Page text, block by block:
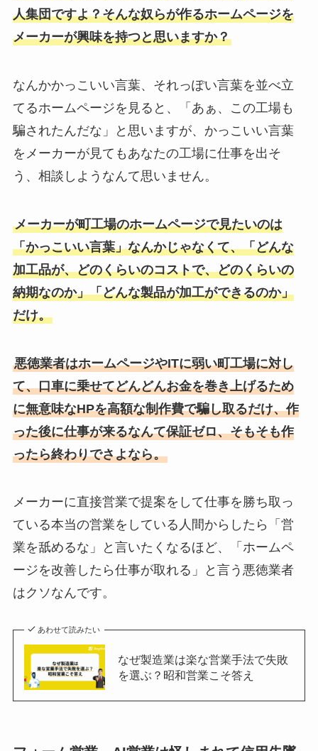
人集団ですよ？そんな奴らが作るホームページを
メーカーが興味を持つと思いますか？
なんかかっこいい言葉、それっぽい言葉を並べ立
てるホームページを見ると、「あぁ、この工場も
騙されたんだな」と思いますが、かっこいい言葉
をメーカーが見てもあなたの工場に仕事を出そ
う、相談しようなんて思いません。
メーカーが町工場のホームページで見たいのは
「かっこいい言葉」なんかじゃなくて、「どんな
加工品が、どのくらいのコストで、どのくらいの
納期なのか」「どんな製品が加工ができるのか」
だけ。
悪徳業者はホームページやITに弱い町工場に対し
て、口車に乗せてどんどんお金を巻き上げるため
に無意味なHPを高額な制作費で騙し取るだけ、作
った後に仕事が来るなんて保証ゼロ、そもそも作
ったら終わりでさよなら。
メーカーに直接営業で提案をして仕事を勝ち取っ
ている本当の営業をしている人間からしたら「営
業を舐めるな」と言いたくなるほど、「ホームペ
ージを改善したら仕事が取れる」と言う悪徳業者
はクソなんです。
あわせて読みたい
なぜ製造業は楽な営業手法で失敗
を選ぶ？昭和営業こそ答え